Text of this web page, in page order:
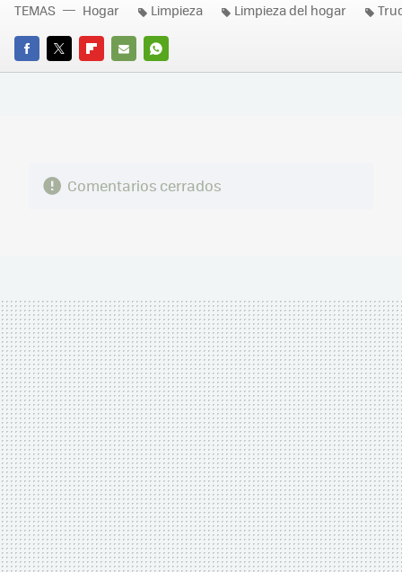
FACEBOOK
TWITTERFLIPBOARD
E-
WHATSAPP
TEMAS Hogar Limpieza Limpieza del hogar
Comentarios cerrados